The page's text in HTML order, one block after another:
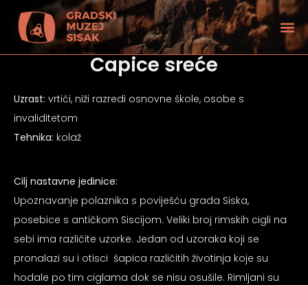
Capice sreće
Uzrast: vrtići, niži razredi osnovne škole, osobe s
invaliditetom
Tehnika: kolaž
Cilj nastavne jedinice:
Upoznavanje polaznika s poviješću grada Siska,
posebice s antičkom Siscijom. Veliki broj rimskih cigli na
sebi ima različite uzorke. Jedan od uzoraka koji se
pronalazi su i otisci šapica različitih životinja koje su
hodale po tim ciglama dok se nisu osušile. Rimljani su
vida